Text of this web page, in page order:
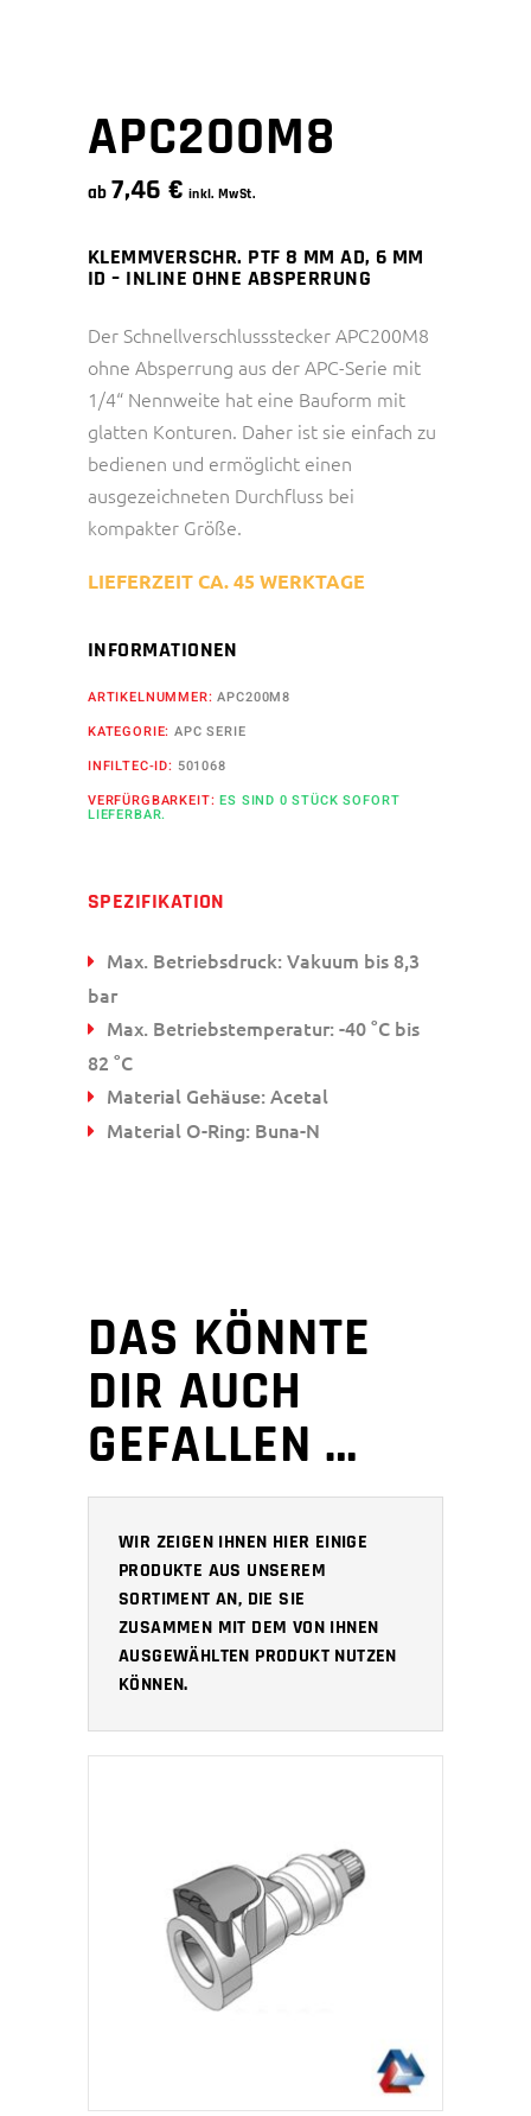
APC200M8
ab 7,46 € inkl. MwSt.
KLEMMVERSCHR. PTF 8 MM AD, 6 MM
ID – INLINE OHNE ABSPERRUNG
Der Schnellverschlussstecker APC200M8
ohne Absperrung aus der APC-Serie mit
1/4“ Nennweite hat eine Bauform mit
glatten Konturen. Daher ist sie einfach zu
bedienen und ermöglicht einen
ausgezeichneten Durchfluss bei
kompakter Größe.
LIEFERZEIT CA. 45 WERKTAGE
INFORMATIONEN
ARTIKELNUMMER:APC200M8
KATEGORIE:APC SERIE
INFILTEC-ID: 501068
VERFÜRGBARKEIT:ES SIND 0 STÜCK SOFORT
LIEFERBAR.
SPEZIFIKATION
Max. Betriebsdruck: Vakuum bis 8,3
bar
Max. Betriebstemperatur: -40 °C bis
82 °C
Material Gehäuse: Acetal
Material O-Ring: Buna-N
DAS KÖNNTE
DIR AUCH
GEFALLEN …
WIR ZEIGEN IHNEN HIER EINIGE
PRODUKTE AUS UNSEREM
SORTIMENT AN, DIE SIE
ZUSAMMEN MIT DEM VON IHNEN
AUSGEWÄHLTEN PRODUKT NUTZEN
KÖNNEN.
IN DEN WARENKORB